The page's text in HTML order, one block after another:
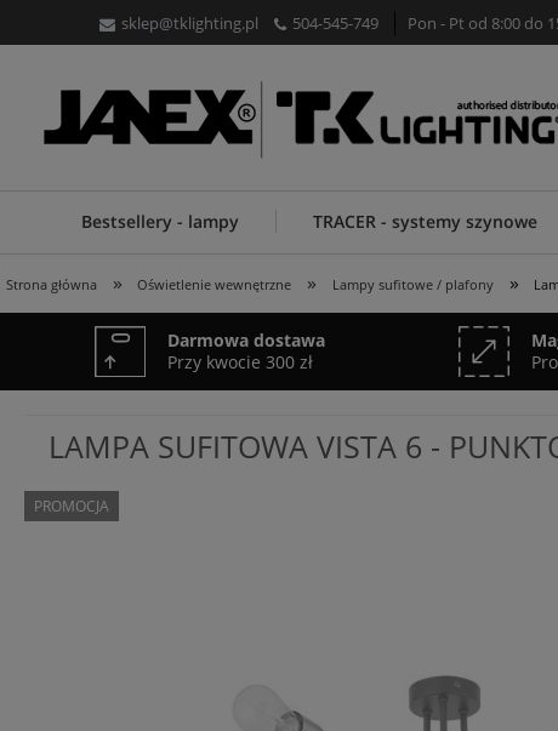
sklep@tklighting.pl 504-545-749 Pon - Pt od 8:00 do
Bestsellery - lampy TRACER - systemy szynowe
Strona główna » Oświetlenie wewnętrzne » Lampy sufitowe / plafony »
Darmowa dostawa
Przy kwocie 300 zł
LAMPA SUFITOWA VISTA 6 -
PROMOCJA